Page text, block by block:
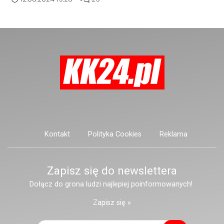
produkcyjnej firmy w Kornicach.
Kontakt Polityka Cookies Reklama
Zapisz się do newslettera
Dołącz do grona ludzi najlepiej poinformowanych!
Zapisz się »